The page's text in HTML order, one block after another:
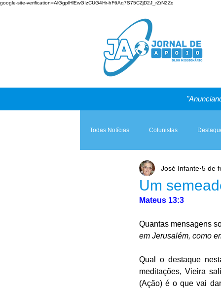
google-site-verification=AlGgplHlEwGIzCUG4Hr-hF6Aq7S75CZjD2J_rZrN2Zo
Todas Notícias Colunistas
Teologia & Prática A Igreja e a Lei
Um
José Infante 5 de
Mateus 13:3
Quantas mensagens
em Jerusalém, como
Qual o destaque
meditações, Vieira